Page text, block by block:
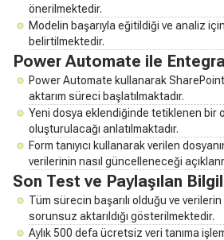
önerilmektedir.
Modelin başarıyla eğitildiği ve analiz
belirtilmektedir.
Power Automate ile
Power Automate kullanarak
aktarım süreci başlatılmaktadır.
Yeni dosya eklendiğinde tetiklenen bir
oluşturulacağı anlatılmaktadır.
Form tanıyıcı kullanarak verilen
verilerinin nasıl güncelleneceği
Son Test ve Paylaşılan
Tüm sürecin başarılı olduğu ve
sorunsuz aktarıldığı gösterilmektedir.
Aylık 500 defa ücretsiz veri tanıma